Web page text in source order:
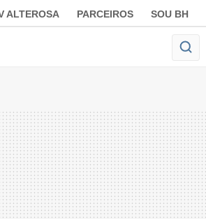
ALTEROSA PARCEIROS SOU BH